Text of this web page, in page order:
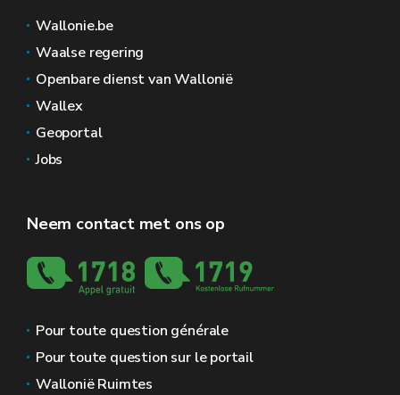
Wallonie.be
Waalse regering
Openbare dienst van Wallonië
Wallex
Geoportal
Jobs
Neem contact met ons op
Pour toute question générale
Pour toute question sur le portail
Wallonië Ruimtes